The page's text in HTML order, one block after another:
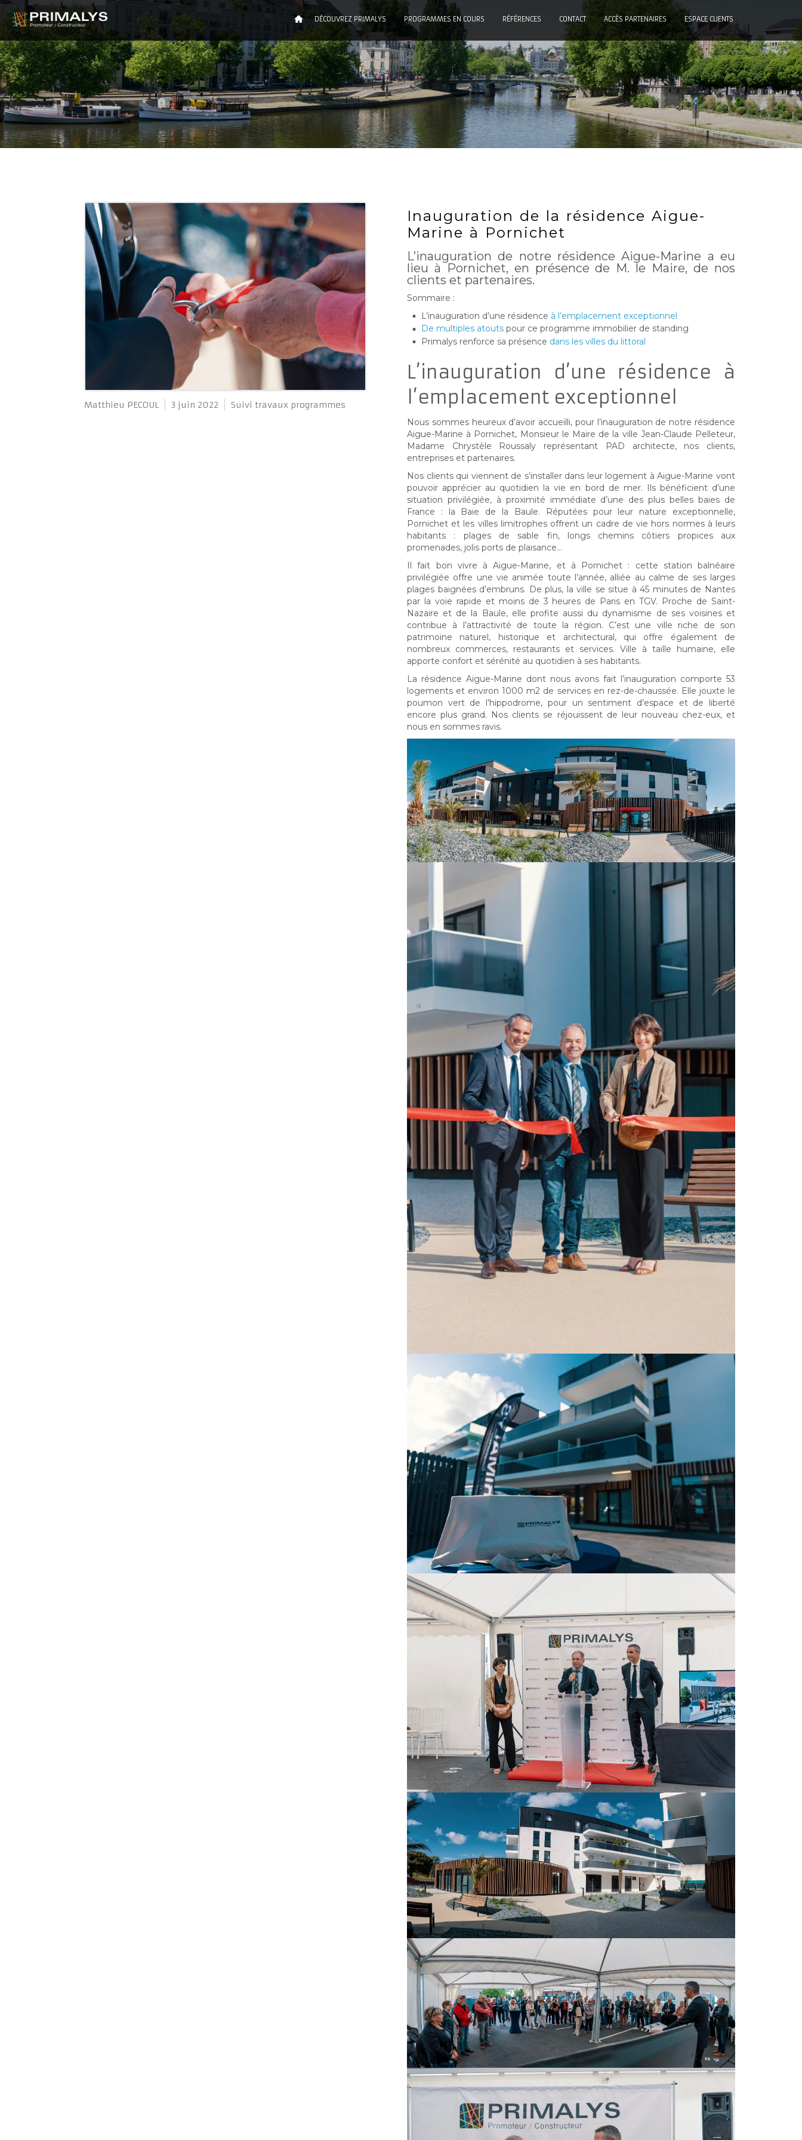
DÉCOUVREZ PRIMALYS PROGRAMMES EN COURS RÉFÉRENCES CONTACT ACCÈS PARTENAIRES ESPACE CLIENTS
Matthieu PECOUL 3 juin 2022 Suivi travaux programmes
Inauguration de la résidence Aigue-
Marine à Pornichet
L’inauguration de notre résidence Aigue-Marine a eu
lieu à Pornichet, en présence de M. le Maire, de nos
clients et partenaires.
Sommaire :
L’inauguration d’une résidence à l’emplacement exceptionnel
De multiples atouts pour ce programme immobilier de standing
Primalys renforce sa présence dans les villes du littoral
L’inauguration d’une résidence à
l’emplacement exceptionnel
Nous sommes heureux d’avoir accueilli, pour l’inauguration de notre résidence
Aigue-Marine à Pornichet, Monsieur le Maire de la ville Jean-Claude Pelleteur,
Madame Chrystèle Roussaly représentant PAD architecte, nos clients,
entreprises et partenaires.
Nos clients qui viennent de s’installer dans leur logement à Aigue-Marine vont
pouvoir apprécier au quotidien la vie en bord de mer. Ils bénéficient d’une
situation privilégiée, à proximité immédiate d’une des plus belles baies de
France : la Baie de la Baule. Réputées pour leur nature exceptionnelle,
Pornichet et les villes limitrophes offrent un cadre de vie hors normes à leurs
habitants : plages de sable fin, longs chemins côtiers propices aux
promenades, jolis ports de plaisance…
Il fait bon vivre à Aigue-Marine, et à Pornichet : cette station balnéaire
privilégiée offre une vie animée toute l’année, alliée au calme de ses larges
plages baignées d’embruns. De plus, la ville se situe à 45 minutes de Nantes
par la voie rapide et moins de 3 heures de Paris en TGV. Proche de Saint-
Nazaire et de la Baule, elle profite aussi du dynamisme de ses voisines et
contribue à l’attractivité de toute la région. C’est une ville riche de son
patrimoine naturel, historique et architectural, qui offre également de
nombreux commerces, restaurants et services. Ville à taille humaine, elle
apporte confort et sérénité au quotidien à ses habitants.
La résidence Aigue-Marine dont nous avons fait l’inauguration comporte 53
logements et environ 1000 m2 de services en rez-de-chaussée. Elle jouxte le
poumon vert de l’hippodrome, pour un sentiment d’espace et de liberté
encore plus grand. Nos clients se réjouissent de leur nouveau chez-eux, et
nous en sommes ravis.